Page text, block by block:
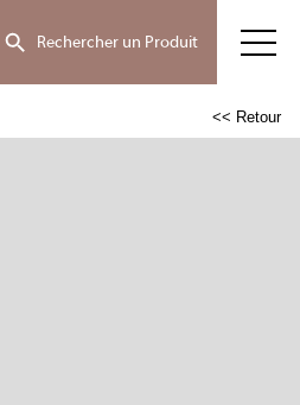
Rechercher un Produit
<< Retour